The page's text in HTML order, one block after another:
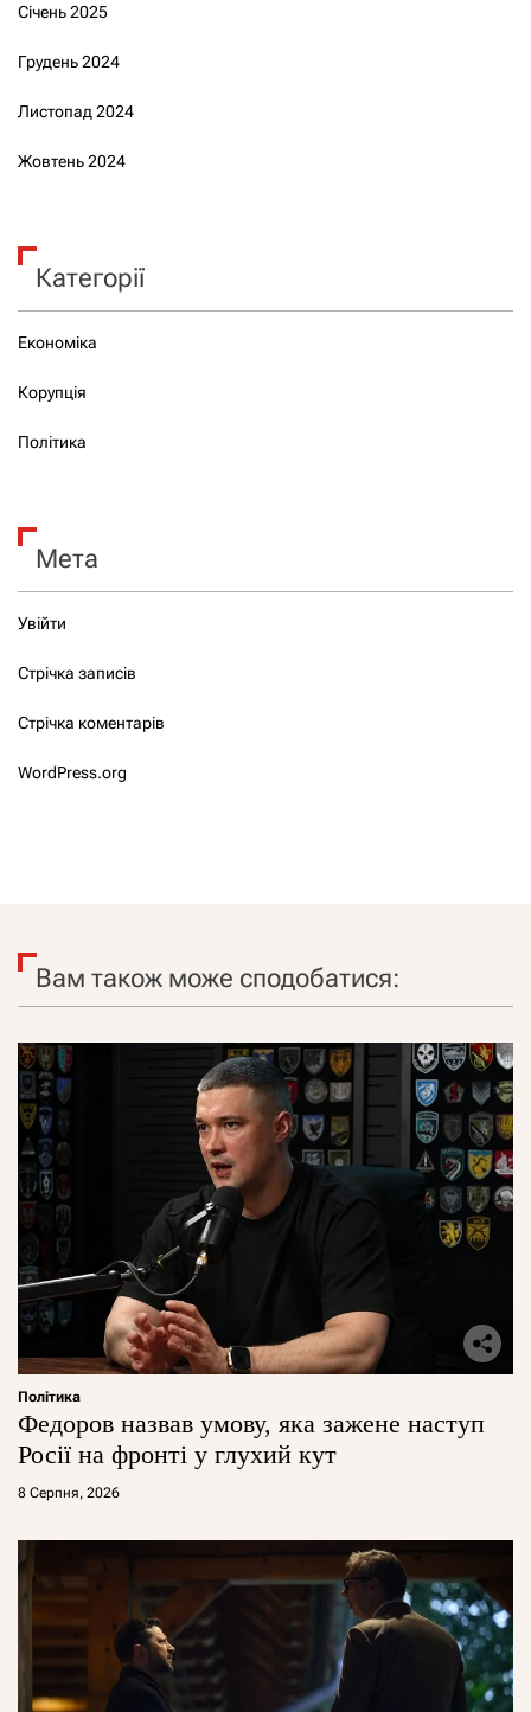
Січень 2025
Грудень 2024
Листопад 2024
Жовтень 2024
Категорії
Економіка
Корупція
Політика
Мета
Увійти
Стрічка записів
Стрічка коментарів
WordPress.org
Вам також може сподобатися:
Політика
Федоров назвав умову, яка зажене наступ
Росії на фронті у глухий кут
8 Серпня, 2026